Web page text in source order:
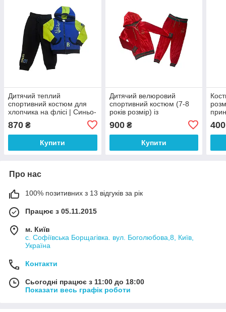
Дитячий теплий
спортивний костюм для
хлопчика на флісі | Синьо-
Україна
870 ₴
Купити
Дитячий велюровий
спортивний костюм (7-8
років розмір) із
900₴
Купити
400
Про нас
100% позитивних з 13 відгуків за рік
Працює з 05.11.2015
м. Київ
с. Софіївська Борщагівка. вул. Боголюбова,8, Київ,
Україна
Контакти
Сьогодні працює з 11:00 до 18:00
Показати весь графік роботи